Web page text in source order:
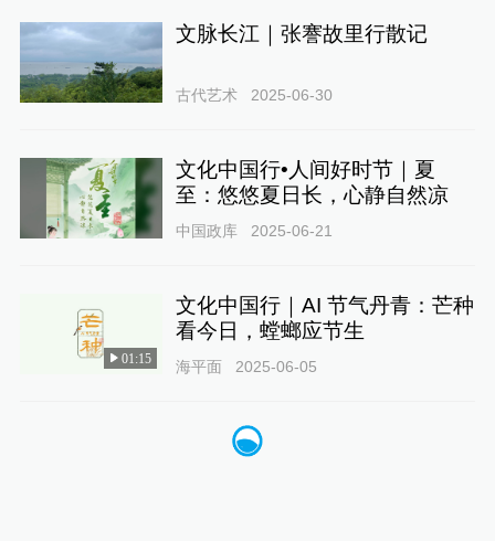
文脉长江｜张謇故里行散记
古代艺术 2025-06-30
文化中国行•人间好时节｜夏
至：悠悠夏日长，心静自然凉
中国政库 2025-06-21
01:15
文化中国行｜AI 节气丹青：芒种
看今日，螳螂应节生
海平面 2025-06-05